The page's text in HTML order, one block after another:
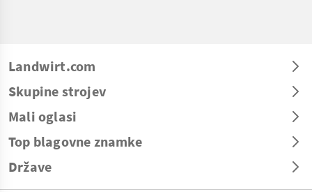
Landwirt.com
Skupine strojev
Mali oglasi
Top blagovne znamke
Države